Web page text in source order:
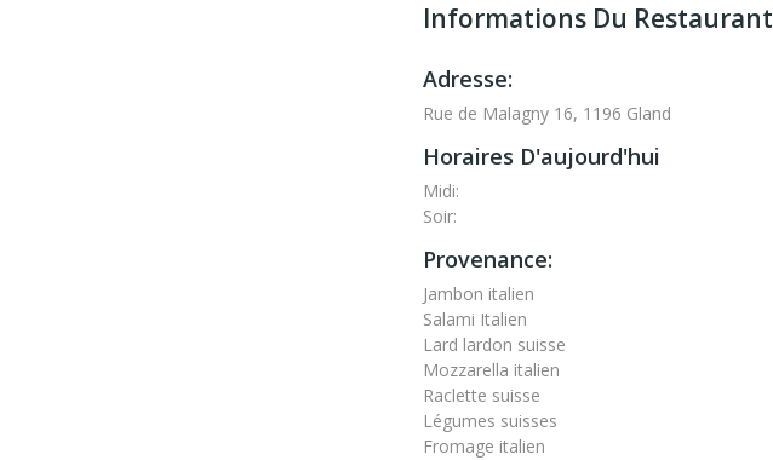
Informations Du Restaurant
Adresse:
Rue de Malagny 16, 1196 Gland
Horaires D'aujourd'hui
Midi:
Soir:
Provenance:
Jambon italien
Salami Italien
Lard lardon suisse
Mozzarella italien
Raclette suisse
Légumes suisses
Fromage italien